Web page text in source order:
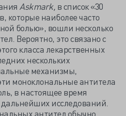
Askmark, в список «30
которые наиболее часто
болью», вошли несколько
Вероятно, это связано с
класса лекарственных
нескольких
механизмы,
моноклональные антитела
в настоящее время
исследований.
антител обычно